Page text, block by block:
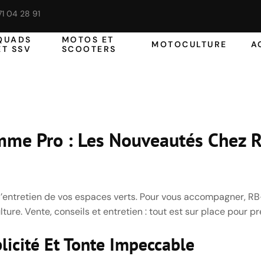
04 28 91
SSV
MOTOS ET
SCOOTERS
MOTOCULTURE
Pro : Les Nouveautés Chez
de vos espaces verts. Pour vous accompagner,
Vente, conseils et entretien : tout est sur place pour
Et Tonte Impeccable